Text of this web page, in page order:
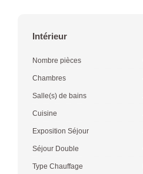
Intérieur
Nombre pièces
Chambres
Salle(s) de bains
Cuisine
Exposition Séjour
Séjour Double
Type Chauffage